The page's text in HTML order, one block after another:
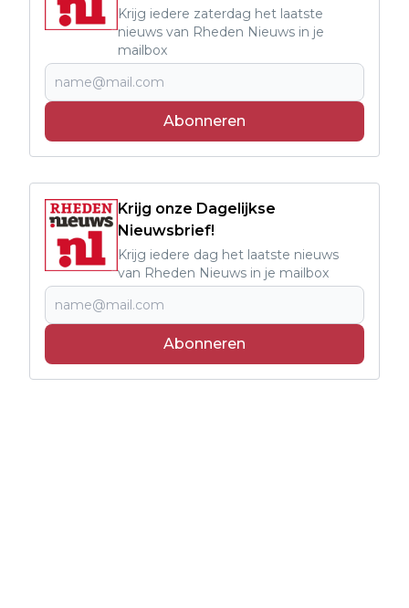
Krijg iedere zaterdag het laatste
nieuws van Rheden Nieuws in je
mailbox
Abonneren
Krijg onze Dagelijkse
Nieuwsbrief!
Krijg iedere dag het laatste nieuws
van Rheden Nieuws in je mailbox
Abonneren